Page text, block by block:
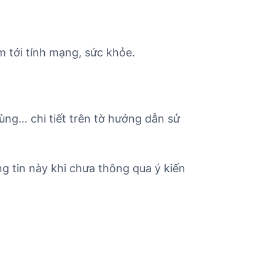
tới tính mạng, sức khỏe.
chi tiết trên tờ hướng dẫn sử
tin này khi chưa thông qua ý kiến